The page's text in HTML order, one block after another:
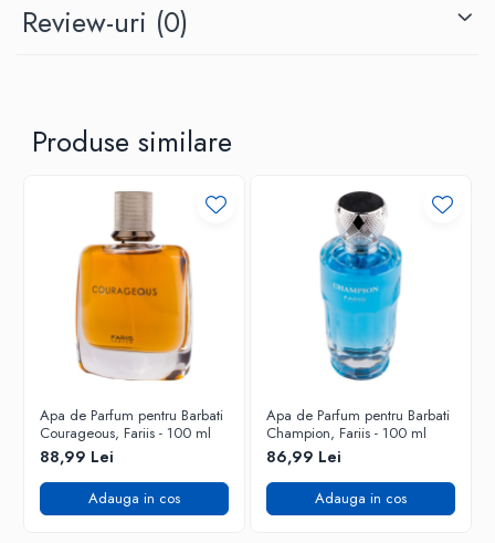
Review-uri (0)
Produse similare
Apa de Parfum pentru Barbati
Courageous, Fariis - 100 ml
88,99 Lei
Adauga in cos
Apa de Parfum pentru Barbati
Champion, Fariis - 100 ml
86,99 Lei
Adauga in cos